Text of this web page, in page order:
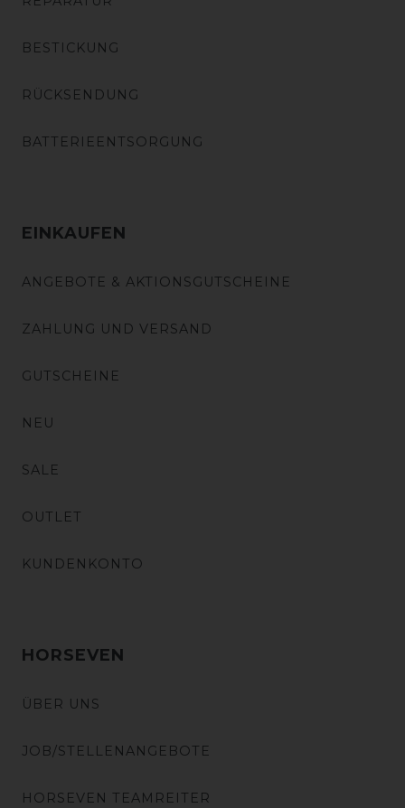
BESTICKUNG
RÜCKSENDUNG
BATTERIEENTSORGUNG
EINKAUFEN
ANGEBOTE & AKTIONSGUTSCHEINE
ZAHLUNG UND VERSAND
GUTSCHEINE
NEU
SALE
OUTLET
KUNDENKONTO
HORSEVEN
ÜBER UNS
JOB/STELLENANGEBOTE
HORSEVEN TEAMREITER